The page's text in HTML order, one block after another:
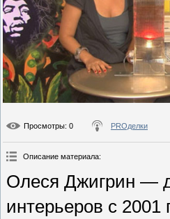
Просмотры: 0 PROделки
Описание материала:
Олеся Джигрин —
интерьеров с 2001